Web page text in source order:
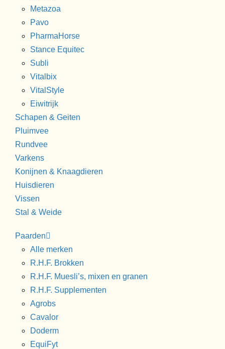
Metazoa
Pavo
PharmaHorse
Stance Equitec
Subli
Vitalbix
VitalStyle
Eiwitrijk
Schapen & Geiten
Pluimvee
Rundvee
Varkens
Konijnen & Knaagdieren
Huisdieren
Vissen
Stal & Weide
Paarden
Alle merken
R.H.F. Brokken
R.H.F. Muesli’s, mixen en granen
R.H.F. Supplementen
Agrobs
Cavalor
Doderm
EquiFyt